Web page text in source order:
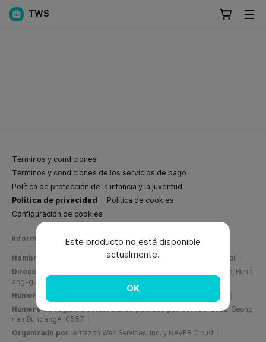
TWS
Términos y condiciones
Términos y condiciones de los servicios de pago
Política de protección de la infancia y la juventud
Política de privacidad
Política de cookies
Configuración de cookies
Información de negocios de Weverse Company
Nombre de la empresa Weverse Company Inc.
Yang Zooil
Dirección
C, 6F, PangyoTech-one Tower, 131, Bundangnaegok-ro, Bund
ang-gu, Seongnam-si, Gyeonggi-do, República de Corea
Número de registro comercial
Número de registro comercial de pedidos por correo 2022-Seong
namBundangA-0557
Organizado por Amazon Web Services, Inc. y NAVER Cloud
Este producto no está disponible
actualmente.
OK